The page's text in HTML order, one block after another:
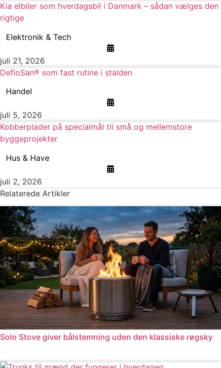
Kia elbiler som hverdagsbil i Danmark – sådan vælges den
rigtige
Elektronik & Tech
juli 21, 2026
DefloSan® som fast rutine i stalden
Handel
juli 5, 2026
Kobberplader på specialmål til små og mellemstore
byggeprojekter
Hus & Have
juli 2, 2026
Relaterede Artikler
Solo Stove giver bålstemning uden den klassiske røgsky